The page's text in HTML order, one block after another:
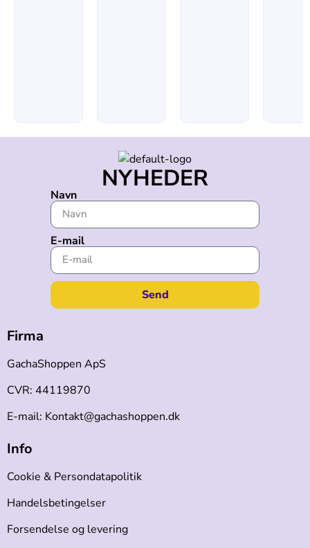
NYHEDER
Navn
E-mail
Send
Firma
GachaShoppen ApS
CVR: 44119870
E-mail: Kontakt@gachashoppen.dk
Info
Cookie & Persondatapolitik
Handelsbetingelser
Forsendelse og levering